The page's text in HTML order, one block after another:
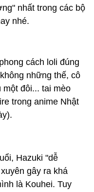
nhất trong các bộ
nhé.
cách loli đúng
những thế, cô
đôi... tai mèo
trong anime Nhật
Hazuki "dễ
gây ra khá
là Kouhei. Tuy